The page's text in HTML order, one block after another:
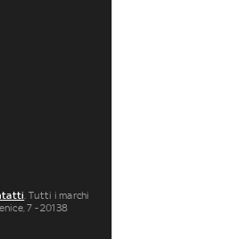
. Tutti i marchi
7 - 20138